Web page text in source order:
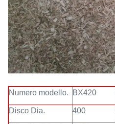
Numero modello. BX420
Disco Dia. 400